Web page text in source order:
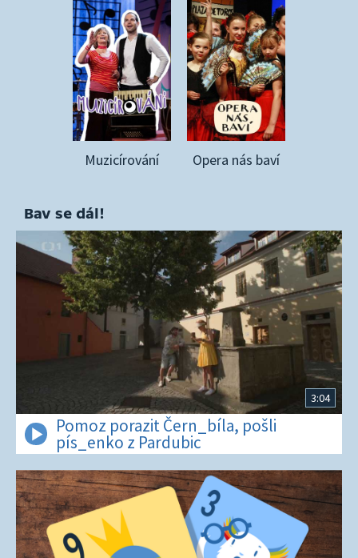
Muzicírování Opera nás baví
Bav se dál!
3:04
Pomoz porazit Čern_bíla, pošli
pís_enko z Pardubic